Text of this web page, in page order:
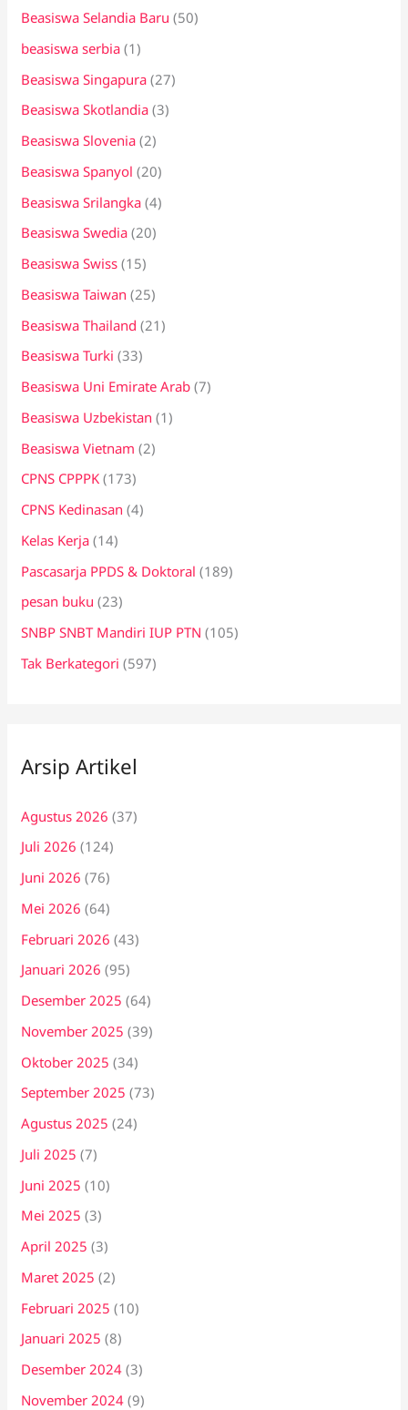
Beasiswa Selandia Baru (50)
beasiswa serbia (1)
Beasiswa Singapura (27)
Beasiswa Skotlandia (3)
Beasiswa Slovenia (2)
Beasiswa Spanyol (20)
Beasiswa Srilangka (4)
Beasiswa Swedia (20)
Beasiswa Swiss (15)
Beasiswa Taiwan (25)
Beasiswa Thailand (21)
Beasiswa Turki (33)
Beasiswa Uni Emirate Arab (7)
Beasiswa Uzbekistan (1)
Beasiswa Vietnam (2)
CPNS CPPPK (173)
CPNS Kedinasan (4)
Kelas Kerja (14)
Pascasarja PPDS & Doktoral (189)
pesan buku (23)
SNBP SNBT Mandiri IUP PTN (105)
Tak Berkategori (597)
Arsip Artikel
Agustus 2026 (37)
Juli 2026 (124)
Juni 2026 (76)
Mei 2026 (64)
Februari 2026 (43)
Januari 2026 (95)
Desember 2025 (64)
November 2025 (39)
Oktober 2025 (34)
September 2025 (73)
Agustus 2025 (24)
Juli 2025 (7)
Juni 2025 (10)
Mei 2025 (3)
April 2025 (3)
Maret 2025 (2)
Februari 2025 (10)
Januari 2025 (8)
Desember 2024 (3)
November 2024 (9)